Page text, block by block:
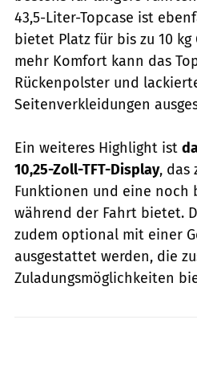
43,5-Liter-Topcase ist
bietet Platz für bis zu 10 kg
mehr Komfort kann das
Rückenpolster und
Seitenverkleidungen
Ein weiteres Highlight ist
10,25-Zoll-TFT-Display, das
Funktionen und eine noch
während der Fahrt bietet.
zudem optional mit einer
ausgestattet werden, die
Zuladungsmöglichkeiten